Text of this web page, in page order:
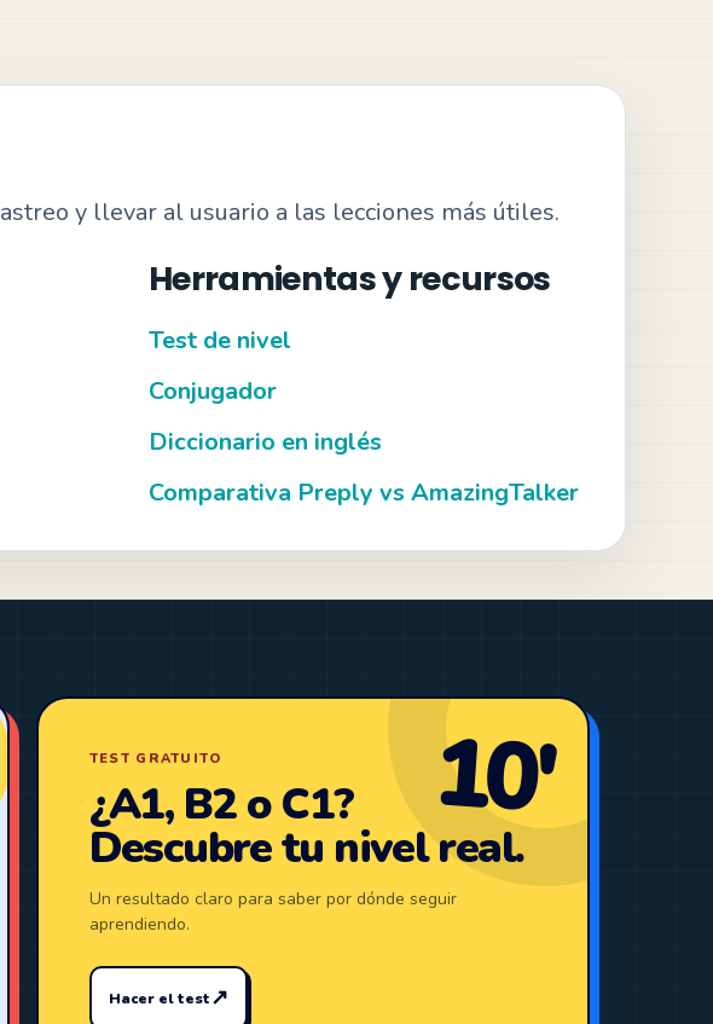
y llevar al usuario a las lecciones más útiles.
Herramientas y recursos
Test de nivel
Conjugador
Diccionario en inglés
Comparativa Preply vs AmazingTalker
10′
TEST GRATUITO
¿A1, B2 o C1?
Descubre tu nivel real.
Un resultado claro para saber por dónde seguir
aprendiendo.
Hacer el test↗